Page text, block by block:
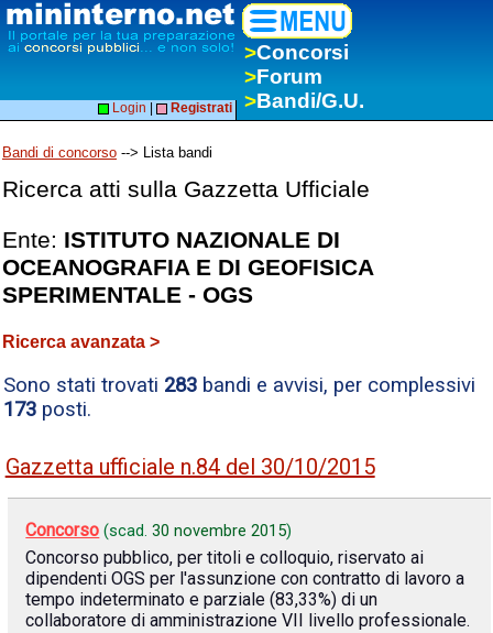
>Concorsi
>Forum
>Bandi/G.U.
Login Registrati
Bandi di concorso --> Lista bandi
Ricerca atti sulla Gazzetta Ufficiale
Ente: ISTITUTO NAZIONALE DI
OCEANOGRAFIA E DI GEOFISICA
SPERIMENTALE - OGS
Ricerca avanzata >
Sono stati trovati 283 bandi e avvisi, per complessivi
173 posti.
Gazzetta ufficiale n.84 del 30/10/2015
Concorso (scad.30 novembre 2015)
Concorso pubblico, per titoli e colloquio, riservato ai
dipendenti OGS per l'assunzione con contratto di lavoro a
tempo indeterminato e parziale (83,33%) di un
collaboratore di amministrazione VII livello professionale.